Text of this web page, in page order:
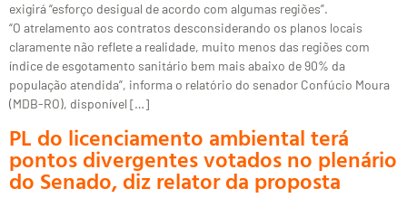
exigirá “esforço desigual de acordo com algumas regiões”.
“O atrelamento aos contratos desconsiderando os planos locais
claramente não reflete a realidade, muito menos das regiões com
índice de esgotamento sanitário bem mais abaixo de 90% da
população atendida”, informa o relatório do senador Confúcio Moura
(MDB-RO), disponível […]
PL do licenciamento ambiental terá
pontos divergentes votados no plenário
do Senado, diz relator da proposta